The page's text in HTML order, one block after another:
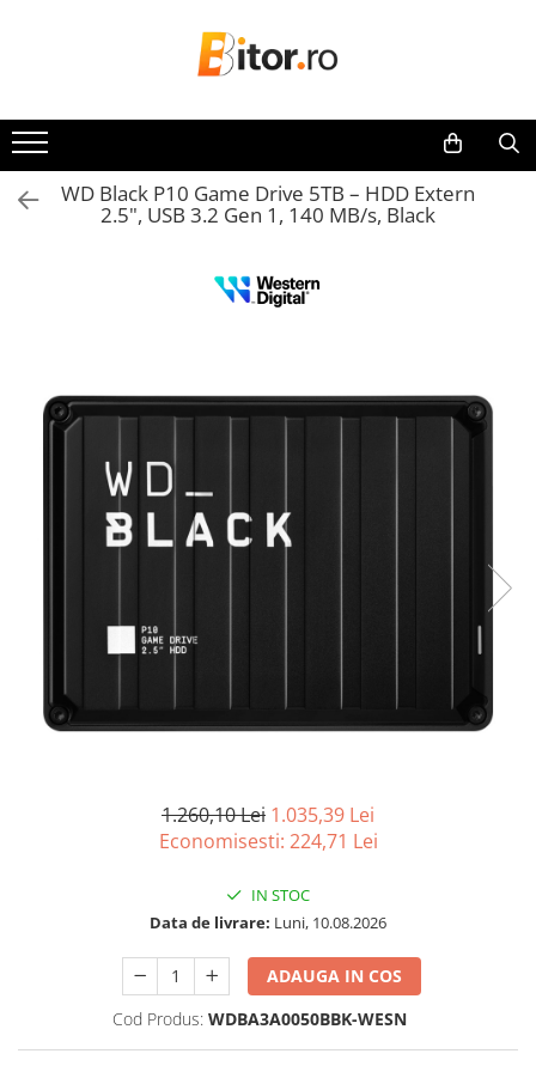
Laptop , PC, Tablete
Laptop-uri
Laptop-uri Gaming
Laptop-uri Workstation
Acesorii
Imprimante, Scannere,
Imprimante & Multifuncționale
Imprimanta Laser Color
Imprimanta Laser Mono
Multifuncțional Cerneală
Accesorii Imprimante & Scannere
Cerneală & Cap de Printare
Imprimante Large Format Printer
Accesorii Large Format
Plottere & Scannere
Scannere
WD Black P10 Game Drive 5TB – HDD Extern
2.5", USB 3.2 Gen 1, 140 MB/s, Black
1.260,10 Lei 1.035,39 Lei
Economisesti: 224,71 Lei
IN STOC
Data de livrare: Luni, 10.08.2026
ADAUGA IN COS
Cod Produs: WDBA3A0050BBK-WESN